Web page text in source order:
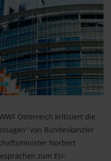
Österreich kritisiert die
von Bundeskanzler
Norbert
zum EU-